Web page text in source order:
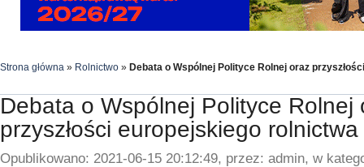
Strona główna » Rolnictwo » Debata o Wspólnej Polityce Rolnej oraz
Debata o Wspólnej Polityce Rolnej
przyszłości europejskiego rolnictwa
Opublikowano: 2021-06-15 20:12:49, przez: admin, w